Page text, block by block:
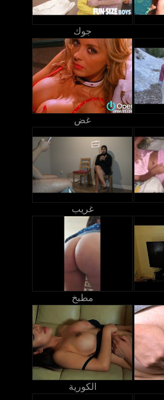
جوك
غض
غريب
مطبخ
الكورية